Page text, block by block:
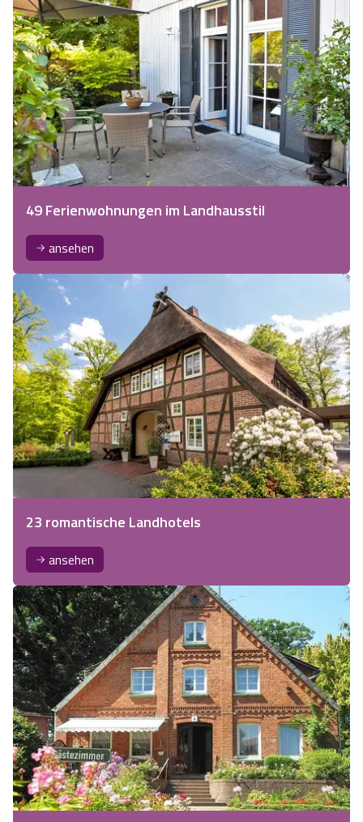
49 Ferienwohnungen im Landhausstil
ansehen
23 romantische Landhotels
ansehen